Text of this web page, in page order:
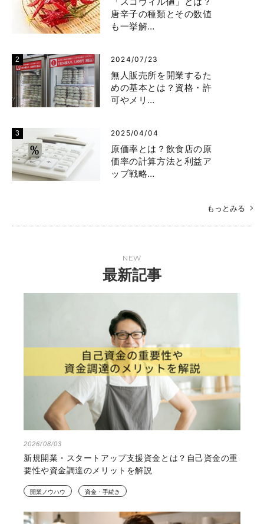
唐辛子の種類とその数値
も一挙解…
2024/07/23
無人販売所を開業するた
めの基本とは？資格・許
可やメリ…
2025/04/04
原価率とは？飲食店の原
価率の計算方法と利益ア
ップ戦略…
もっとみる
NEW
最新記事
2026/08/03
新規開業・スタートアップ支援資金とは？自己資金の重
要性や資金調達のメリットを解説
開業ノウハウ 資金・手続き